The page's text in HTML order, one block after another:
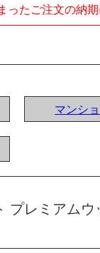
ったご注文の納
マンシ
プレミアム